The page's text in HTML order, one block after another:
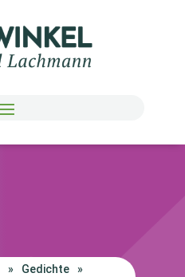
» Gedichte
»